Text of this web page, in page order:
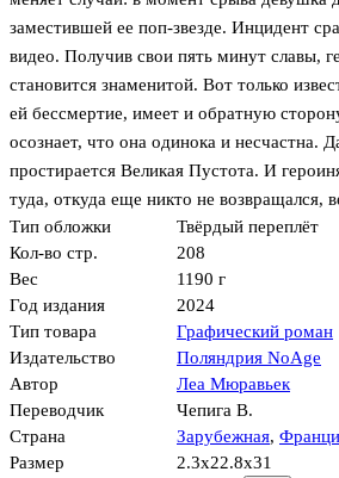
заместившей ее поп-звезде. Инцидент
видео. Получив свои пять минут славы,
становится знаменитой. Вот только
ей бессмертие, имеет и обратную
осознает, что она одинока и несчастна.
простирается Великая Пустота. И
туда, откуда еще никто не возвращался,
Тип обложки
Твёрдый переплёт
Кол-во стр.
208
Вес
1190 г
Год издания
2024
Тип товара
Графический роман
Издательство
Поляндрия NoAge
Автор
Леа Мюравьек
Переводчик
Чепига В.
Страна
Зарубежная,
Размер
2.3x22.8x31